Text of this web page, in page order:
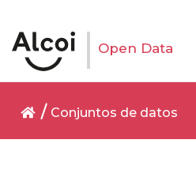
Open Data
Conjuntos de datos